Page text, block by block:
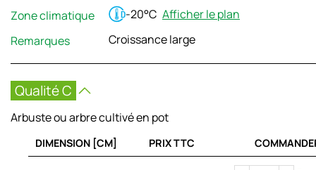
Zone climatique
-20°C Afficher le plan
Remarques
Croissance large
Qualité C
Arbuste ou arbre cultivé en pot
DIMENSION [CM] PRIX TTC